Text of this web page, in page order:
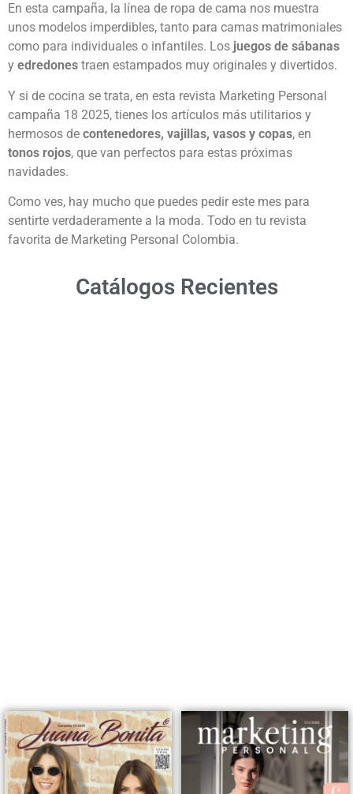
En esta campaña, la línea de ropa de cama nos muestra
unos modelos imperdibles, tanto para camas matrimoniales
como para individuales o infantiles. Los juegos de sábanas
y edredones traen estampados muy originales y divertidos.
Y si de cocina se trata, en esta revista Marketing Personal
campaña 18 2025, tienes los artículos más utilitarios y
hermosos de contenedores, vajillas, vasos y copas, en
tonos rojos, que van perfectos para estas próximas
navidades.
Como ves, hay mucho que puedes pedir este mes para
sentirte verdaderamente a la moda. Todo en tu revista
favorita de Marketing Personal Colombia.
Catálogos Recientes